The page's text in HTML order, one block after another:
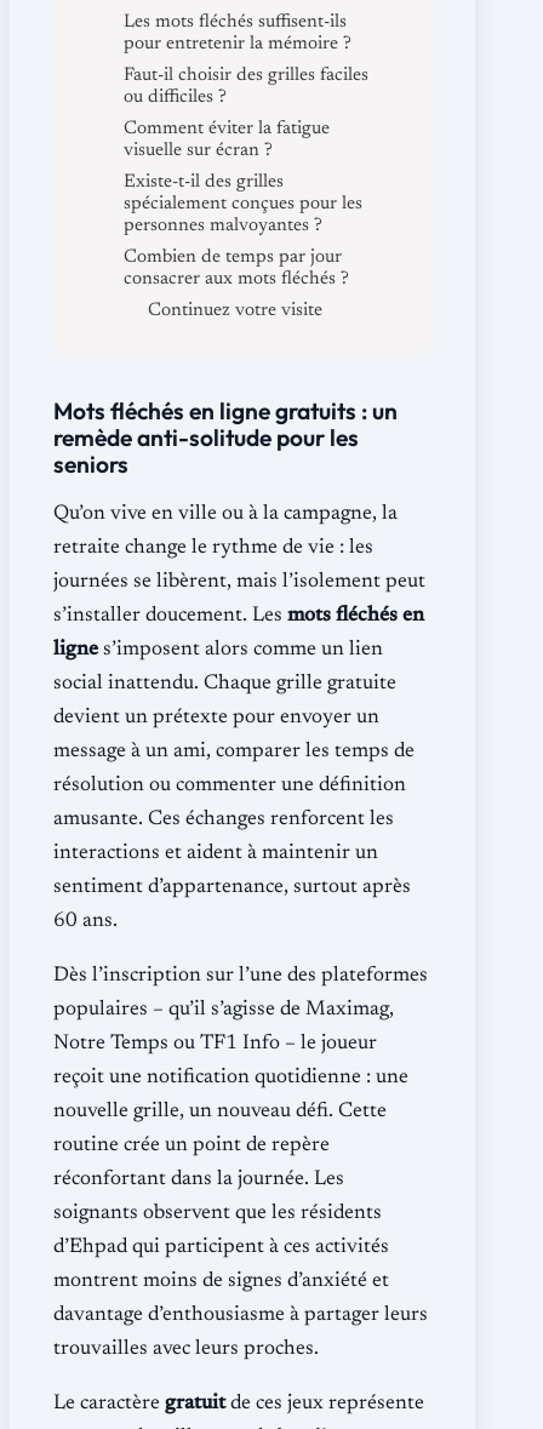
Les mots fléchés suffisent-ils
pour entretenir la mémoire ?
Faut-il choisir des grilles faciles
ou difficiles ?
Comment éviter la fatigue
visuelle sur écran ?
Existe-t-il des grilles
spécialement conçues pour les
personnes malvoyantes ?
Combien de temps par jour
consacrer aux mots fléchés ?
Continuez votre visite
Mots fléchés en ligne gratuits : un
remède anti-solitude pour les
seniors
Qu’on vive en ville ou à la campagne, la
retraite change le rythme de vie : les
journées se libèrent, mais l’isolement peut
s’installer doucement. Les mots fléchés en
ligne s’imposent alors comme un lien
social inattendu. Chaque grille gratuite
devient un prétexte pour envoyer un
message à un ami, comparer les temps de
résolution ou commenter une définition
amusante. Ces échanges renforcent les
interactions et aident à maintenir un
sentiment d’appartenance, surtout après
60 ans.
Dès l’inscription sur l’une des plateformes
populaires – qu’il s’agisse de Maximag,
Notre Temps ou TF1 Info – le joueur
reçoit une notification quotidienne : une
nouvelle grille, un nouveau défi. Cette
routine crée un point de repère
réconfortant dans la journée. Les
soignants observent que les résidents
d’Ehpad qui participent à ces activités
montrent moins de signes d’anxiété et
davantage d’enthousiasme à partager leurs
trouvailles avec leurs proches.
Le caractère gratuitde ces jeux représente